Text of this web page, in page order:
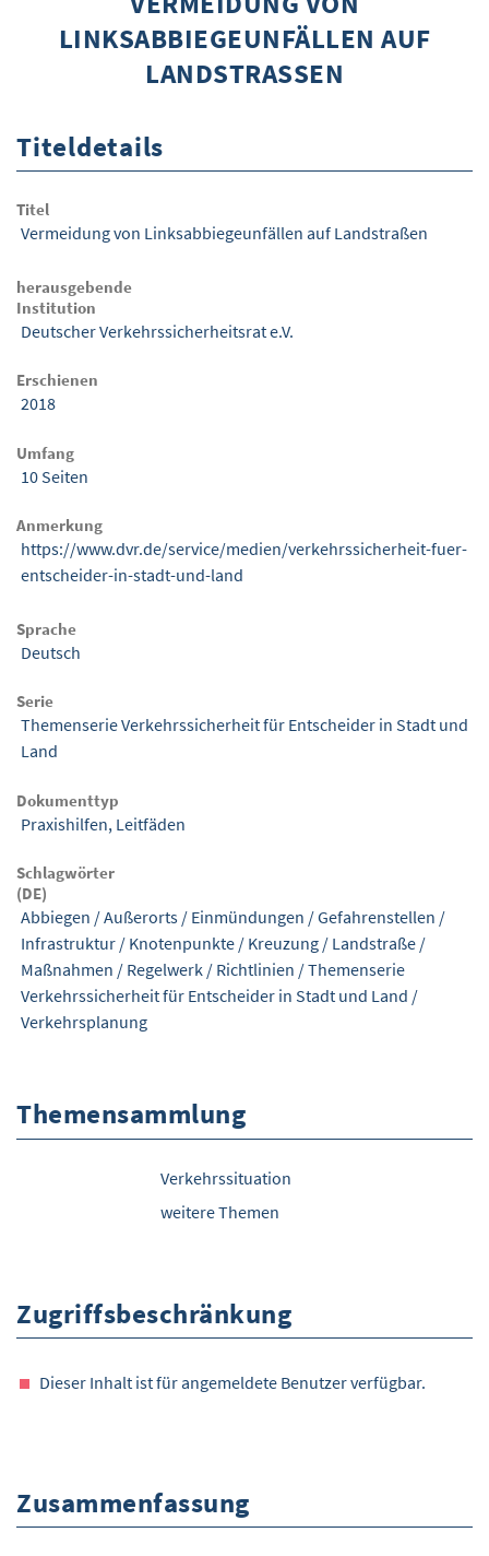
ÜBER WISOM
GUROM - MOBILITÄT SICHER GESTALTEN
NUTZUNGSBEDINGUNGEN
LINKSABBIEGEUNFÄLLEN AUF
LANDSTRASSEN
Titeldetails
Titel
Vermeidung von Linksabbiegeunfällen auf Landstraßen
herausgebende
Institution
Deutscher Verkehrssicherheitsrat e.V.
Erschienen
2018
Umfang
10 Seiten
Anmerkung
https://www.dvr.de/service/medien/verkehrssicherheit-fuer-
entscheider-in-stadt-und-land
Sprache
Deutsch
Serie
Themenserie Verkehrssicherheit für Entscheider in Stadt und
Land
Dokumenttyp
Praxishilfen, Leitfäden
Schlagwörter
(DE)
Abbiegen /Außerorts / Einmündungen /Gefahrenstellen /
Infrastruktur / Knotenpunkte / Kreuzung / Landstraße /
Maßnahmen / Regelwerk / Richtlinien /Themenserie
Verkehrssicherheit für Entscheider in Stadt und Land /
Verkehrsplanung
Themensammlung
Verkehrssituation
weitere Themen
Zugriffsbeschränkung
Dieser Inhalt ist für angemeldete Benutzer verfügbar.
Zusammenfassung